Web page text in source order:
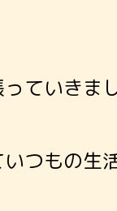
ていきま
つもの生